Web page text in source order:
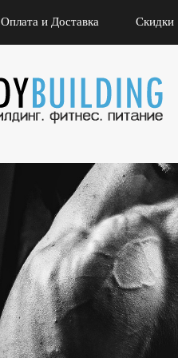
Оплата и Доставка Скидки